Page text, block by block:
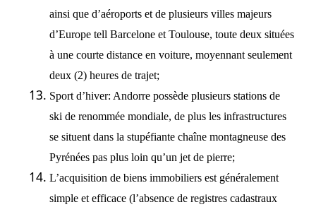
ainsi que d’aéroports et de plusieurs villes majeurs
d’Europe tell Barcelone et Toulouse, toute deux situées
à une courte distance en voiture, moyennant seulement
deux (2) heures de trajet;
Sport d’hiver: Andorre possède plusieurs stations de
ski de renommée mondiale, de plus les infrastructures
se situent dans la stupéfiante chaîne montagneuse des
Pyrénées pas plus loin qu’un jet de pierre;
L’acquisition de biens immobiliers est généralement
simple et efficace (l’absence de registres cadastraux